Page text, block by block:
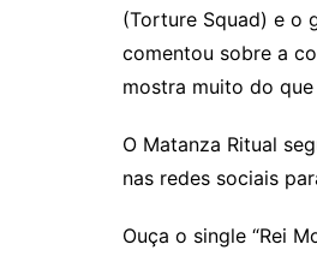
(Torture Squad) e o
comentou sobre a
mostra muito do que
O Matanza Ritual
nas redes sociais
Ouça o single “Rei